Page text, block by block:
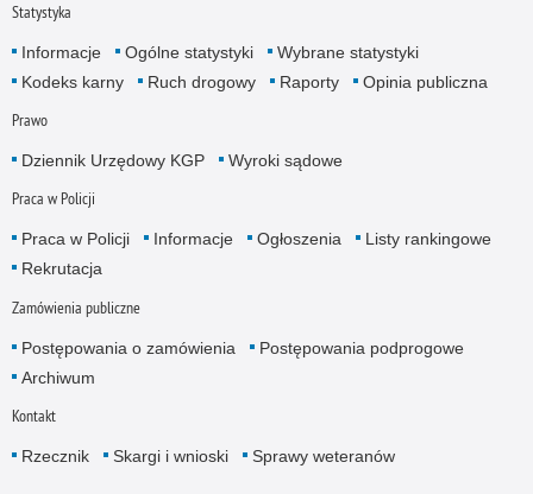
Statystyka
Informacje Ogólne statystyki
Wybrane statystyki
Kodeks karny
Ruch drogowy Raporty Opinia publiczna
Prawo
Dziennik Urzędowy KGP Wyroki sądowe
Praca w Policji
Praca w Policji Informacje Ogłoszenia
Listy rankingowe
Rekrutacja
Zamówienia publiczne
Postępowania o zamówienia
Postępowania podprogowe
Archiwum
Kontakt
Rzecznik Skargi i wnioski Sprawy weteranów